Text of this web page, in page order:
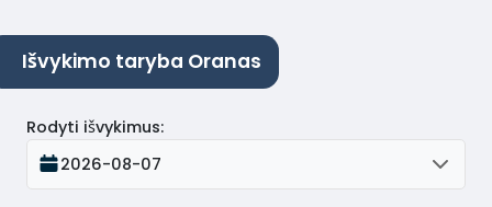
Išvykimo taryba Oranas
Rodyti išvykimus:
2026-08-07